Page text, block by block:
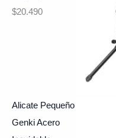
$20.490
Alicate Pequeño
Genki Acero